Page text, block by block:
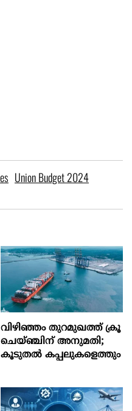
Union Budget 2024
വിഴിഞ്ഞം തുറമുഖത്ത് ക്രൂ
ചെയ്ഞ്ചിന് അനുമതി;
കൂടുതൽ കപ്പലുകളെത്തും